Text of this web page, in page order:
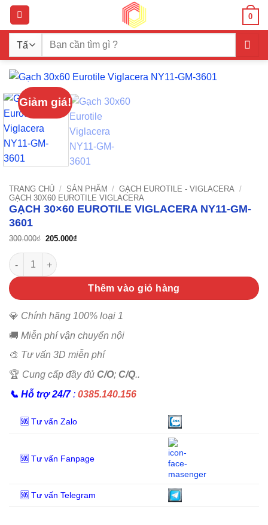
Bỏ
qua
nội
dung
0
Tìm
Giảm giá!
TRANG CHỦ / SẢN PHẨM / GẠCH EUROTILE - VIGLACERA /
GẠCH 30X60 EUROTILE VIGLACERA
GẠCH 30×60 EUROTILE VIGLACERA NY11-GM-
3601
300.000₫ Giá
là:
300.000₫.
205.000₫Giá
Gạch 30x60 Eurotile Viglacera NY11-GM-3601 số lượng
Thêm vào giỏ hàng
💎 Chính hãng 100% loại 1
🚚 Miễn phí vận chuyển nội
🎨 Tư vấn 3D miễn phí
🏆 Cung cấp đầy đủ C/O; C/Q..
📞 Hỗ trợ 24/7: 0385.140.156
🆘 Tư vấn Zalo
🆘 Tư vấn Fanpage
🆘 Tư vấn Telegram